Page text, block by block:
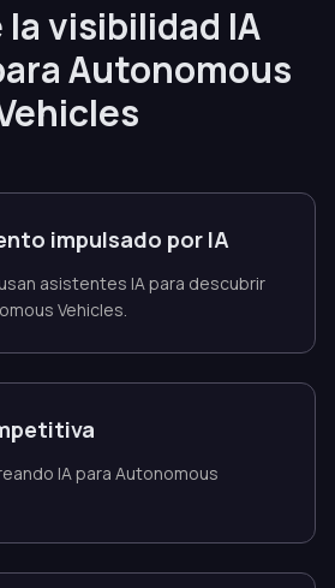
la visibilidad IA
Autonomous
impulsado por IA
asistentes IA para descubrir
Vehicles.
IA para Autonomous